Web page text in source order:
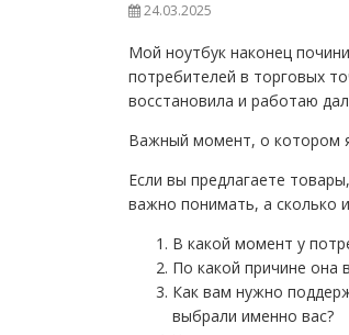
24.03.2025
Мой ноутбук наконец
потребителей в торговых
восстановила и работаю
Важный момент, о котором
Если вы предлагаете
важно понимать, а сколько
В какой момент у
По какой причине она
Как вам нужно
выбрали именно вас?